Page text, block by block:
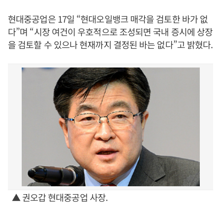
현대중공업은 17일 “현대오일뱅크 매각을 검토한 바가 없
다”며 “시장 여건이 우호적으로 조성되면 국내 증시에 상장
을 검토할 수 있으나 현재까지 결정된 바는 없다”고 밝혔다.
▲ 권오갑 현대중공업 사장.